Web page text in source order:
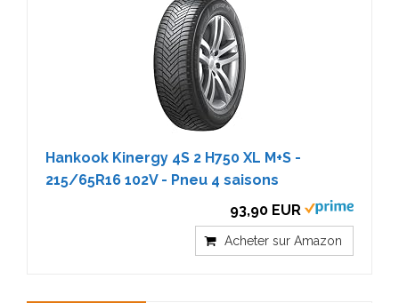
Hankook Kinergy 4S 2 H750 XL M+S -
215/65R16 102V - Pneu 4 saisons
93,90 EUR
Acheter sur Amazon